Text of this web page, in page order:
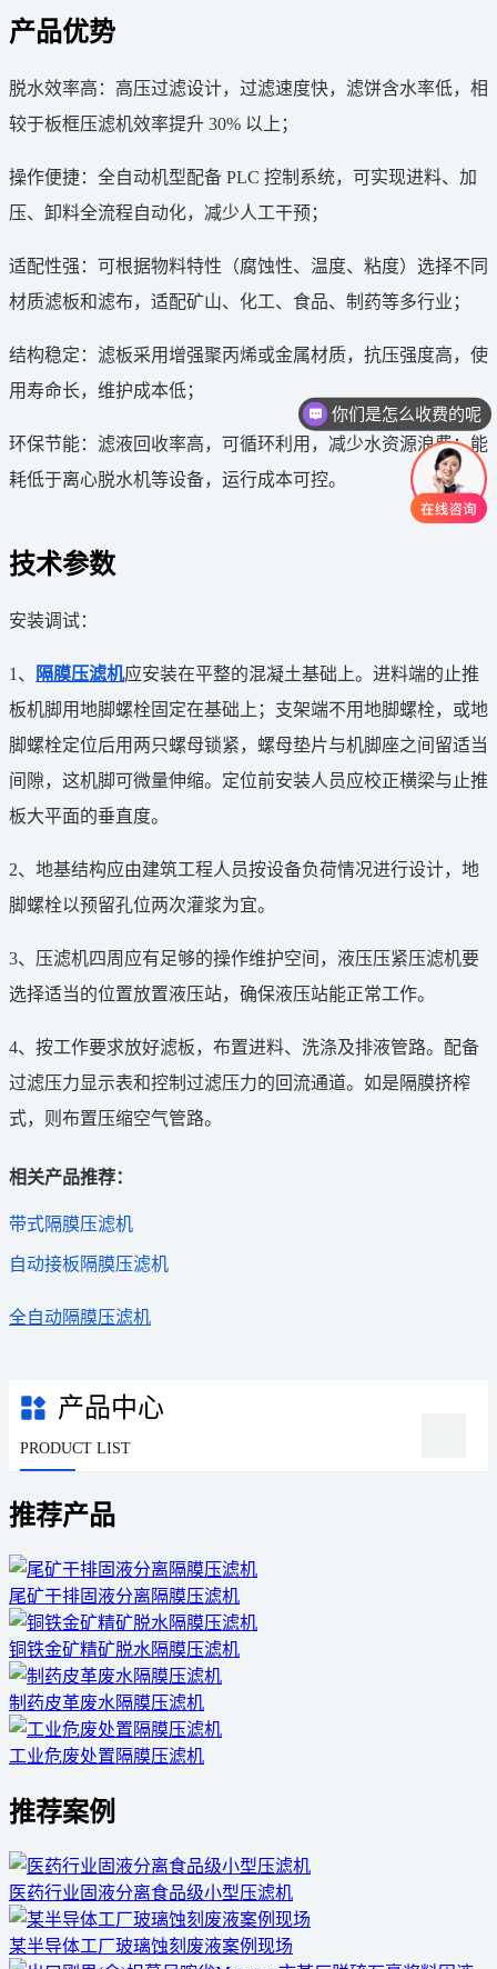
产品优势
脱水效率高：高压过滤设计，过滤速度快，滤饼含水率低，相
较于板框压滤机效率提升 30% 以上；
操作便捷：全自动机型配备 PLC 控制系统，可实现进料、加
压、卸料全流程自动化，减少人工干预；
适配性强：可根据物料特性（腐蚀性、温度、粘度）选择不同
材质滤板和滤布，适配矿山、化工、食品、制药等多行业；
结构稳定：滤板采用增强聚丙烯或金属材质，抗压强度高，使
用寿命长，维护成本低；
环保节能：滤液回收率高，可循环利用，减少水资源浪费；能
耗低于离心脱水机等设备，运行成本可控。
技术参数
安装调试：
1、 隔膜压滤机应安装在平整的混凝土基础上。进料端的止推
板机脚用地脚螺栓固定在基础上；支架端不用地脚螺栓，或地
脚螺栓定位后用两只螺母锁紧，螺母垫片与机脚座之间留适当
间隙，这机脚可微量伸缩。定位前安装人员应校正横梁与止推
板大平面的垂直度。
2、地基结构应由建筑工程人员按设备负荷情况进行设计，地
脚螺栓以预留孔位两次灌浆为宜。
3、压滤机四周应有足够的操作维护空间，液压压紧压滤机要
选择适当的位置放置液压站，确保液压站能正常工作。
4、按工作要求放好滤板，布置进料、洗涤及排液管路。配备
过滤压力显示表和控制过滤压力的回流通道。如是隔膜挤榨
式，则布置压缩空气管路。
相关产品推荐：
带式隔膜压滤机
自动接板隔膜压滤机
全自动隔膜压滤机
产品中心
PRODUCT LIST
推荐产品
尾矿干排固液分离隔膜压滤机
铜铁金矿精矿脱水隔膜压滤机
制药皮革废水隔膜压滤机
工业危废处置隔膜压滤机
推荐案例
医药行业固液分离食品级小型压滤机
某半导体工厂玻璃蚀刻废液案例现场
你们是怎么收费的呢